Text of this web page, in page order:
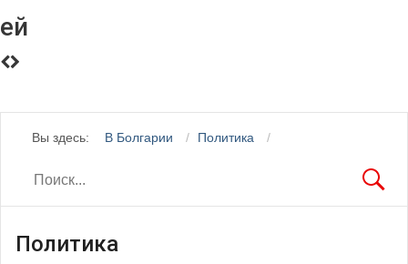
ей
Вы здесь: В Болгарии Политика
Политика